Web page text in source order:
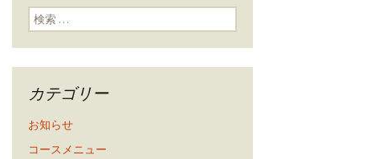
検索:
カテゴリー
お知らせ
コースメニュー